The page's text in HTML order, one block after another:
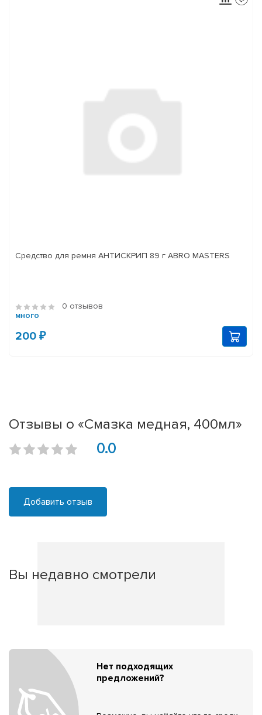
Средство для ремня АНТИСКРИП 89 г ABRO MASTERS
0 отзывов
много
200 ₽
Отзывы о «Смазка медная, 400мл»
0.0
Добавить отзыв
Вы недавно смотрели
Нет подходящих
предложений?